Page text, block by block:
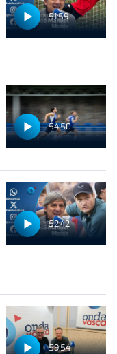
51:59
54:50
52:42
59:54